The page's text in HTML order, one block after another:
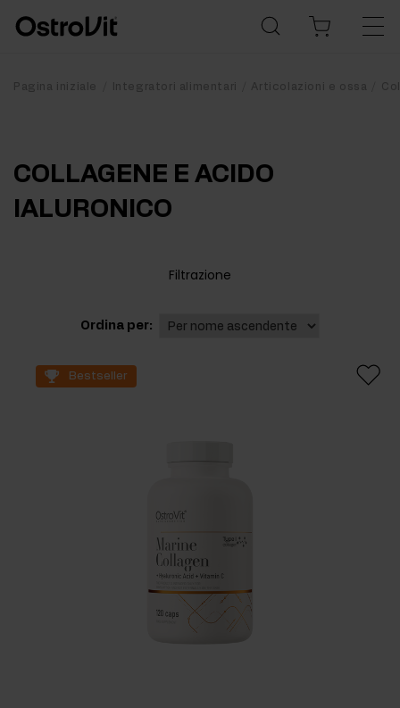
Pagina iniziale Integratori alimentari Articolazioni e ossa
COLLAGENE E ACIDO
IALURONICO
Filtrazione
Ordina per:
Bestseller